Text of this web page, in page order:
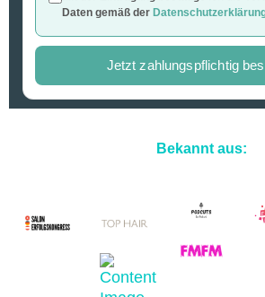
Daten gemäß der
Bekannt aus: